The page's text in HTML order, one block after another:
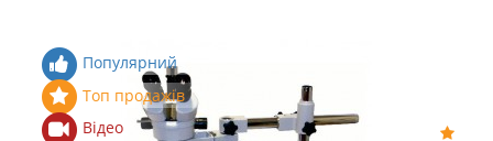
Популярний
Топ продажів
Відео